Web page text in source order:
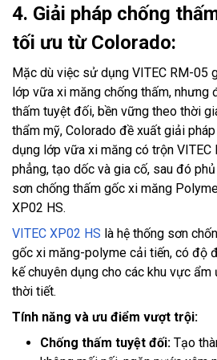
4. Giải pháp chống
tối ưu từ Colorado:
Mặc dù việc sử dụng VITEC RM-05
lớp vữa xi măng chống thấm, nhưng
thấm tuyệt đối, bền vững theo thời
thẩm mỹ, Colorado đề xuất giải
dụng lớp vữa xi măng có trộn
phẳng, tạo dốc và gia cố, sau đó
sơn chống thấm gốc xi măng
XP02 HS.
VITEC XP02 HS là hệ thống sơn
gốc xi măng-polyme cải tiến, có độ
kế chuyên dụng cho các khu vực
thời tiết.
Tính năng và ưu điểm vượt trội:
Chống thấm tuyệt đối: Tạo